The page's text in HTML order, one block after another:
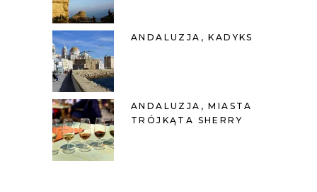
ANDALUZJA, KADYKS
ANDALUZJA, MIASTA
TRÓJKĄTA SHERRY